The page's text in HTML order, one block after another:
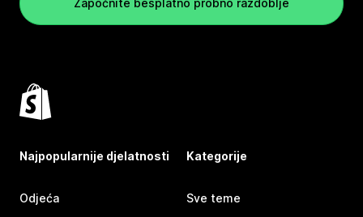
Započnite besplatno probno razdoblje
Najpopularnije djelatnosti
Odjeća
Kategorije
Sve teme